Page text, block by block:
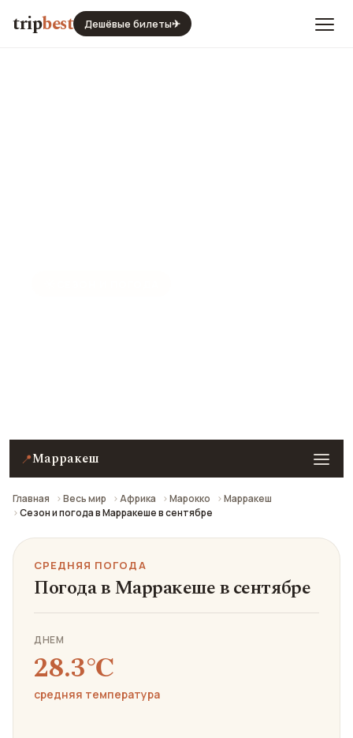
tripbest Дешёвые билеты✈
📍Марракеш
Главная Весь мир Африка Марокко
Марракеш
Сезон и погода в Марракеше в сентябре
СРЕДНЯЯ ПОГОДА
Погода в Марракеше в сентябре
ДНЕМ
28.3℃
средняя температура